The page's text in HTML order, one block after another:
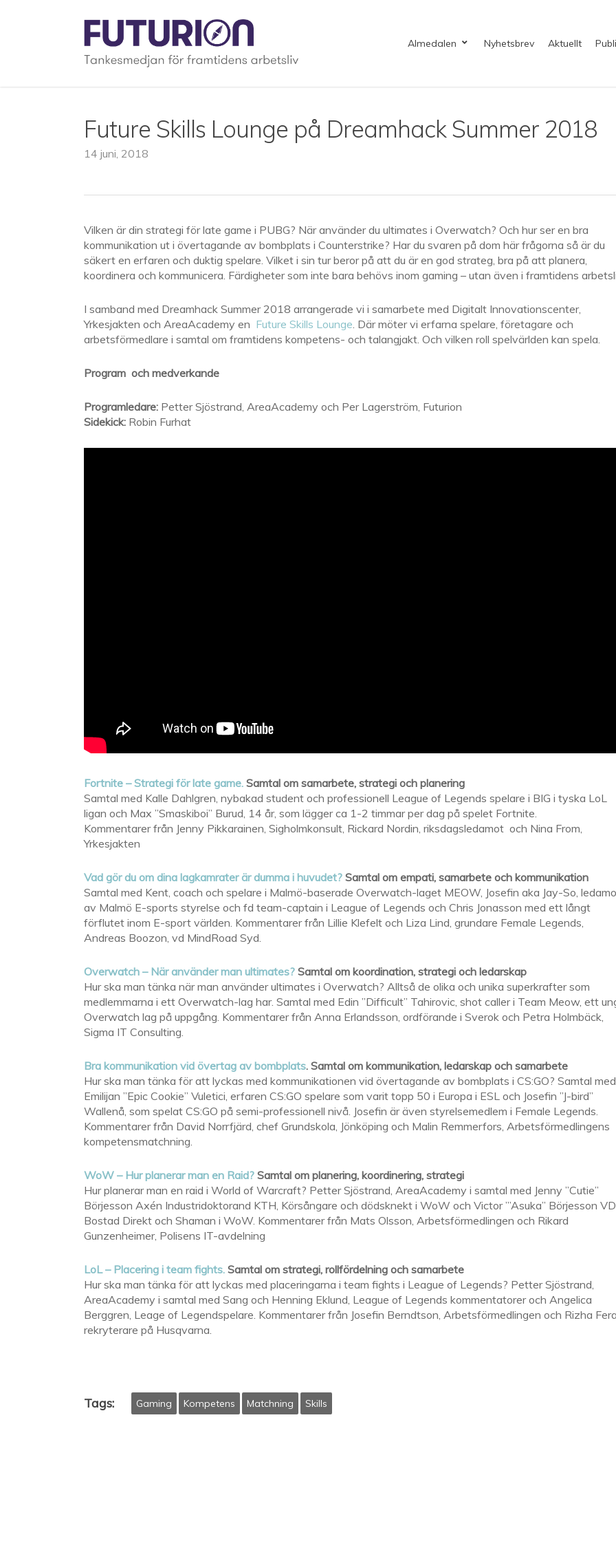
Almedalen Nyhetsbrev Aktuellt
Future Skills Lounge på Dreamhack Summer 2018
14 juni, 2018
Vilken är din strategi för late game i PUBG? När använder du ultimates i Overwatch? Och hur ser en bra
kommunikation ut i övertagande av bombplats i Counterstrike? Har du svaren på dom här frågorna så är du
säkert en erfaren och duktig spelare. Vilket i sin tur beror på att du är en god strateg, bra på att planera,
koordinera och kommunicera. Färdigheter som inte bara behövs inom gaming – utan även i framtidens
I samband med Dreamhack Summer 2018 arrangerade vi i samarbete med Digitalt Innovationscenter,
Yrkesjakten och AreaAcademy en Future Skills Lounge. Där möter vi erfarna spelare, företagare och
arbetsförmedlare i samtal om framtidens kompetens- och talangjakt. Och vilken roll spelvärlden kan spela.
Program och medverkande
Programledare: Petter Sjöstrand, AreaAcademy och Per Lagerström, Futurion
Sidekick: Robin Furhat
Fortnite – Strategi för late game. Samtal om samarbete, strategi och planering
Samtal med Kalle Dahlgren, nybakad student och professionell League of Legends spelare i BIG i tyska LoL
ligan och Max ”Smaskiboi” Burud, 14 år, som lägger ca 1-2 timmar per dag på spelet Fortnite.
Kommentarer från Jenny Pikkarainen, Sigholmkonsult, Rickard Nordin, riksdagsledamot och Nina From,
Yrkesjakten
Vad gör du om dina lagkamrater är dumma i huvudet? Samtal om empati, samarbete och kommunikation
Samtal med Kent, coach och spelare i Malmö-baserade Overwatch-laget MEOW, Josefin aka Jay-So,
av Malmö E-sports styrelse och fd team-captain i League of Legends och Chris Jonasson med ett långt
förflutet inom E-sport världen. Kommentarer från Lillie Klefelt och Liza Lind, grundare Female Legends,
Andreas Boozon, vd MindRoad Syd.
Overwatch – När använder man ultimates? Samtal om koordination, strategi och ledarskap
Hur ska man tänka när man använder ultimates i Overwatch? Alltså de olika och unika superkrafter som
medlemmarna i ett Overwatch-lag har. Samtal med Edin ”Difficult” Tahirovic, shot caller i Team Meow, ett
Overwatch lag på uppgång. Kommentarer från Anna Erlandsson, ordförande i Sverok och Petra Holmbäck,
Sigma IT Consulting.
Bra kommunikation vid övertag av bombplats. Samtal om kommunikation, ledarskap och samarbete
Hur ska man tänka för att lyckas med kommunikationen vid övertagande av bombplats i CS:GO? Samtal med
Emilijan ”Epic Cookie” Vuletici, erfaren CS:GO spelare som varit topp 50 i Europa i ESL och Josefin ”J-bird”
Wallenå, som spelat CS:GO på semi-professionell nivå. Josefin är även styrelsemedlem i Female Legends.
Kommentarer från David Norrfjärd, chef Grundskola, Jönköping och Malin Remmerfors, Arbetsförmedlingens
kompetensmatchning.
WoW – Hur planerar man en Raid? Samtal om planering, koordinering, strategi
Hur planerar man en raid i World of Warcraft? Petter Sjöstrand, AreaAcademy i samtal med Jenny ”Cutie”
Börjesson Axén Industridoktorand KTH, Körsångare och dödsknekt i WoW och Victor ”’Asuka” Börjesson VD
Bostad Direkt och Shaman i WoW. Kommentarer från Mats Olsson, Arbetsförmedlingen och Rikard
Gunzenheimer, Polisens IT-avdelning
LoL – Placering i team fights. Samtal om strategi, rollfördelning och samarbete
Hur ska man tänka för att lyckas med placeringarna i team fights i League of Legends? Petter Sjöstrand,
AreaAcademy i samtal med Sang och Henning Eklund, League of Legends kommentatorer och Angelica
Berggren, Leage of Legendspelare. Kommentarer från Josefin Berndtson, Arbetsförmedlingen och Rizha
rekryterare på Husqvarna.
Tags: Gaming Kompetens Matchning Skills